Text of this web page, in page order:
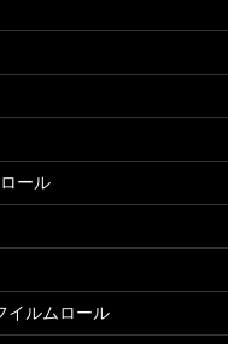
ール
イルムロール